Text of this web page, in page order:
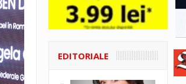
EDITORIALE